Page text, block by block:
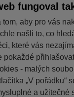
fungoval
tom, aby pro vás
našli to, co
které vás
pokaždé
- malých
„V pořádku“
a užitečné